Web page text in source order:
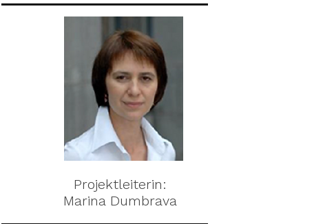
Projektleiterin:
Marina Dumbrava